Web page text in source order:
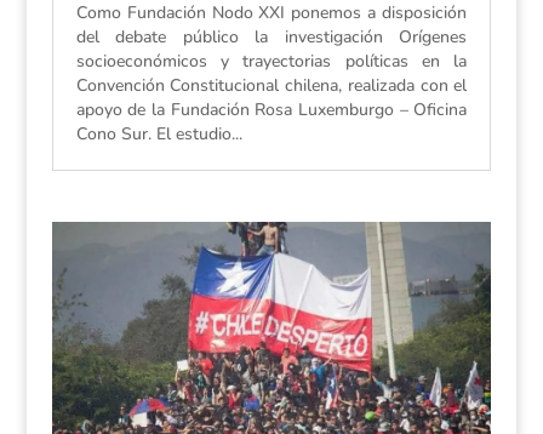
Como Fundación Nodo XXI ponemos a disposición
del debate público la investigación Orígenes
socioeconómicos y trayectorias políticas en la
Convención Constitucional chilena, realizada con el
apoyo de la Fundación Rosa Luxemburgo – Oficina
Cono Sur. El estudio...